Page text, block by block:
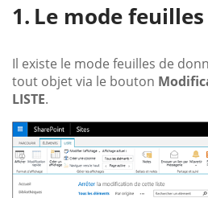
Le mode
Il existe le mode feuilles de
tout objet via le bouton
LISTE.